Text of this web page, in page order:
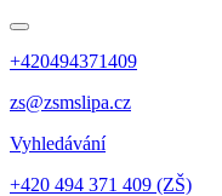
+420494371409
zs@zsmslipa.cz
Vyhledávání
+420 494 371 409 (ZŠ)